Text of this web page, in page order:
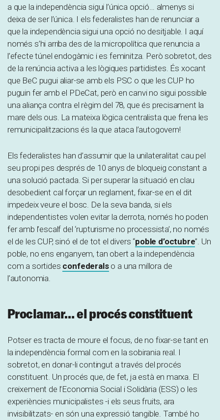
a que la independència sigui l’única opció… almenys si
deixa de ser l’única. I els federalistes han de renunciar a
que la independència sigui una opció no desitjable. I aquí
només s’hi arriba des de la micropolítica que renuncia a
l’efecte túnel endogàmic i es feminitza. Però sobretot, des
de la renúncia activa a les lògiques partidistes. És xocant
que BeC pugui aliar-se amb els PSC o que les CUP ho
puguin fer amb el PDeCat, però en canvi no sigui possible
una aliança contra el règim del 78, que és precisament la
mare dels ous. La mateixa lògica centralista que frena les
remunicipalitzacions és la que ataca l’autogovern!
Els federalistes han d’assumir que la unilateralitat cau pel
seu propi pes després de 10 anys de bloqueig constant a
una solució pactada. Si per superar la situació en clau
desobedient cal forçar un reglament, fixar-se en el dit
impedeix veure el bosc. De la seva banda, si els
independentistes volen evitar la derrota, només ho poden
fer amb l’escalf del ‘rupturisme no processista’, no només
el de les CUP, sinó el de tot el divers “poble d’octubre”. Un
poble, no ens enganyem, tan obert a la independència
com a sortides confederalso a una millora de
l’autonomia.
Proclamar… el procés constituent
Potser es tracta de moure el focus, de no fixar-se tant en
la independència formal com en la sobirania real. I
sobretot, en donar-li contingut a través del procés
constituent. Un procés que, de fet, ja està en marxa. El
creixement de l’Economia Social i Solidària (ESS) o les
experiències municipalistes -i els seus fruits, ara
invisibilitzats- en són una expressió tangible. També ho